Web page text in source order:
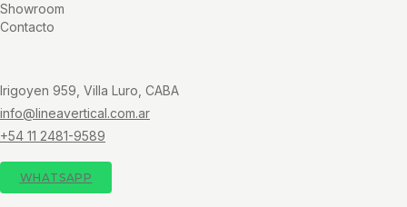
Showroom
Contacto
Irigoyen 959, Villa Luro, CABA
info@lineavertical.com.ar
+54 11 2481-9589
WHATSAPP